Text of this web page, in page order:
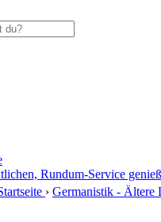
Rundum-Service
› Germanistik - Ältere